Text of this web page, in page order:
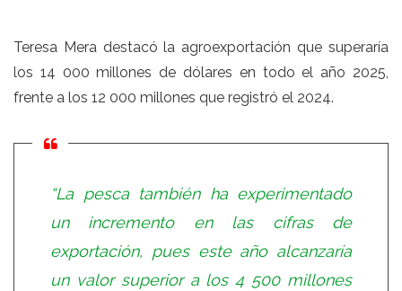
Teresa Mera destacó la agroexportación que superaría
los 14 000 millones de dólares en todo el año 2025,
frente a los 12 000 millones que registró el 2024.
“La pesca también ha experimentado
un incremento en las cifras de
exportación, pues este año alcanzaría
un valor superior a los 4 500 millones